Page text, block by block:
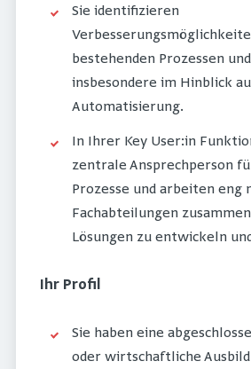
Sie identifizieren
bestehenden Prozessen
insbesondere im Hinblick
Automatisierung.
In Ihrer Key User:in
zentrale Ansprechperson
Prozesse und arbeiten eng
Fachabteilungen
Lösungen zu entwickeln
Ihr Profil
Sie haben eine
oder wirtschaftliche